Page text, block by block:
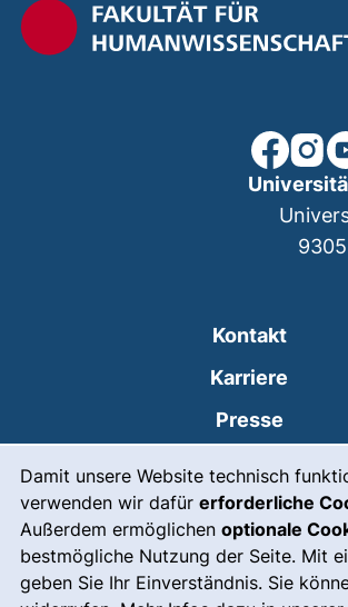
Damit unsere Website technisch
verwenden wir dafür erforderliche
Außerdem ermöglichen optionale
bestmögliche Nutzung der Seite. Mit
geben Sie Ihr Einverständnis. Sie
unsere
Kontakt
Karriere
Presse
Leichte Sprache
Gebärdensprache
Notfall